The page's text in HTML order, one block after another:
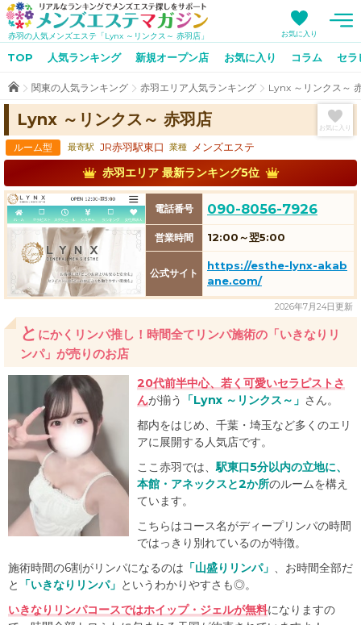
赤羽の人気メンズエステ「Lynx ～リンクス～ 赤羽店」 お気に入り
TOP 人気ランキング 新規オープン店 お気に入り コラム セラ
TOP
メンズエステ店人気ランキング
関東のメンズエステ店人気ランキング
北関東のメンズエステ店人気ランキング
北海道・東北のメンズエステ店人気ランキング
北陸・甲信越のメンズエステ店人気ランキング
東海のメンズエステ店人気ランキング
関西のメンズエステ店人気ランキング
中国・四国のメンズエステ店人気ランキング
九州・沖縄のメンズエステ店人気ランキング
新規オープン店特集
メンズエステコラム
セラピスト特集
お気に入りリスト
メンズエステ注目店
掲載申し込み
お問い合わせ
関東の人気ランキング 赤羽エリア人気ランキング Lynx ～リンクス～
Lynx ～リンクス～ 赤羽店 お気に入り
ルーム型 最寄駅 JR赤羽駅東口 業種 メンズエステ
赤羽エリア 最新ランキング5位
電話番号 090-8056-7926
営業時間 12:00～翌5:00
公式サイト
https://esthe-lynx-akab
ane.com/
2026年7月24日更新
と にかくリンパ推し！時間全てリンパ施術の「いきなりリ
ンパ」が売りのお店
20代前半中心、若く可愛いセラピストさ
んが揃う 「Lynx ～リンクス～」 さん。
都内をはじめ、千葉・埼玉など多くのエリ
アに展開する人気店です。
ここ赤羽では、駅東口5分以内の立地に、
本館・アネックスと2か所のルームを構え
ています。
こちらはコース名がディープリンパの時間
ではっきり別れているのが特徴。
施術時間の6割がリンパになるのは 「山盛りリンパ」 、お時間全部だ
と
「いきなりリンパ」 というわかりやすさも◎。
いきなりリンパコースではホイップ・ジェルが無料になりますの